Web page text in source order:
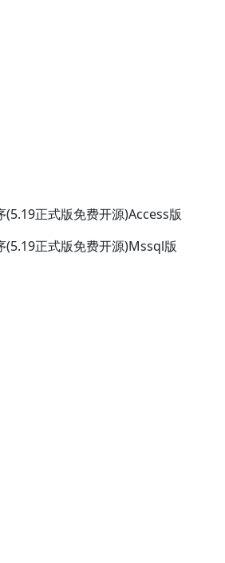
正式版免费开源)Access版
正式版免费开源)Mssql版